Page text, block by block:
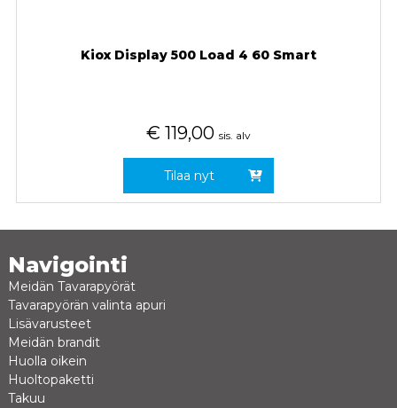
Kiox Display 500 Load 4 60 Smart
€ 119,00 sis. alv
Tilaa nyt
Navigointi
Meidän Tavarapyörät
Tavarapyörän valinta apuri
Lisävarusteet
Meidän brandit
Huolla oikein
Huoltopaketti
Takuu